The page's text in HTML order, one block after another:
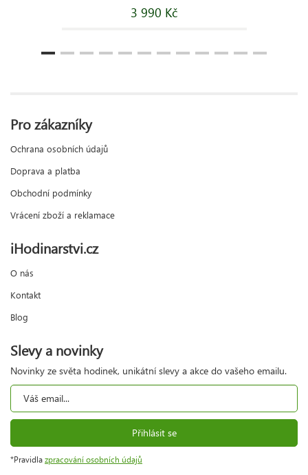
3 990 Kč
Pro zákazníky
Ochrana osobních údajů
Doprava a platba
Obchodní podmínky
Vrácení zboží a reklamace
iHodinarstvi.cz
O nás
Kontakt
Blog
Slevy a novinky
Novinky ze světa hodinek, unikátní slevy a akce do vašeho emailu.
Přihlásit se
*Pravidla zpracování osobních údajů